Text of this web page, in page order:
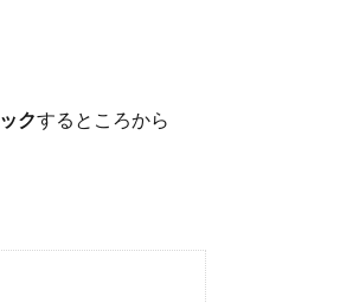
クするところから